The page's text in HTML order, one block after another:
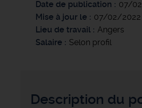
Date de publication
07/
Mise à jour le
07/02/2022
Lieu de travail
Angers
Salaire
Selon profil
Description du